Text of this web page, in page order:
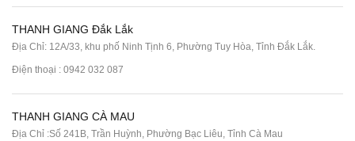
THANH GIANG Đắk Lắk
Địa Chỉ: 12A/33, khu phố Ninh Tịnh 6, Phường Tuy Hòa, Tỉnh Đắk Lắk.
Điện thoại : 0942 032 087
THANH GIANG CÀ MAU
Địa Chỉ :Số 241B, Trần Huỳnh, Phường Bạc Liêu, Tỉnh Cà Mau